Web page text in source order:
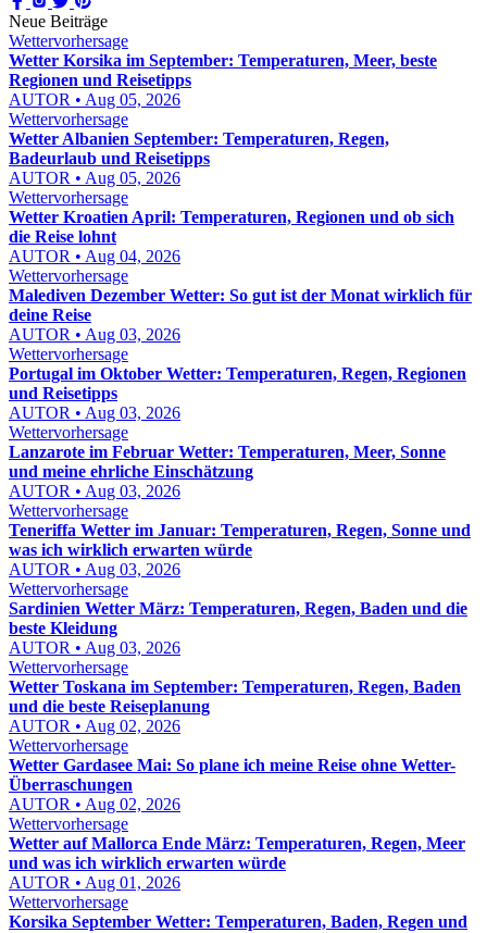
Neue Beiträge
Wettervorhersage
Wetter Korsika im September: Temperaturen, Meer, beste
Regionen und Reisetipps
AUTOR • Aug 05, 2026
Wettervorhersage
Wetter Albanien September: Temperaturen, Regen,
Badeurlaub und Reisetipps
AUTOR • Aug 05, 2026
Wettervorhersage
Wetter Kroatien April: Temperaturen, Regionen und ob sich
die Reise lohnt
AUTOR • Aug 04, 2026
Wettervorhersage
Malediven Dezember Wetter: So gut ist der Monat wirklich für
deine Reise
AUTOR • Aug 03, 2026
Wettervorhersage
Portugal im Oktober Wetter: Temperaturen, Regen, Regionen
und Reisetipps
AUTOR • Aug 03, 2026
Wettervorhersage
Lanzarote im Februar Wetter: Temperaturen, Meer, Sonne
und meine ehrliche Einschätzung
AUTOR • Aug 03, 2026
Wettervorhersage
Teneriffa Wetter im Januar: Temperaturen, Regen, Sonne und
was ich wirklich erwarten würde
AUTOR • Aug 03, 2026
Wettervorhersage
Sardinien Wetter März: Temperaturen, Regen, Baden und die
beste Kleidung
AUTOR • Aug 03, 2026
Wettervorhersage
Wetter Toskana im September: Temperaturen, Regen, Baden
und die beste Reiseplanung
AUTOR • Aug 02, 2026
Wettervorhersage
Wetter Gardasee Mai: So plane ich meine Reise ohne Wetter-
Überraschungen
AUTOR • Aug 02, 2026
Wettervorhersage
Wetter auf Mallorca Ende März: Temperaturen, Regen, Meer
und was ich wirklich erwarten würde
AUTOR • Aug 01, 2026
Wettervorhersage
Korsika September Wetter: Temperaturen, Baden, Regen und